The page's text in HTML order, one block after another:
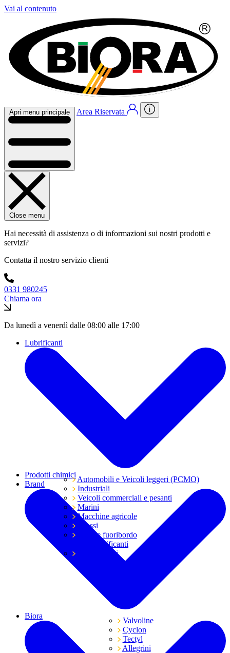
Vai al contenuto
Apri menu principale Area Riservata
Close menu
Hai necessità di assistenza o di informazioni sui nostri prodotti e
servizi?
Contatta il nostro servizio clienti
0331 980245
Chiama ora
Da lunedì a venerdì dalle 08:00 alle 17:00
Lubrificanti
Automobili e Veicoli leggeri (PCMO)
Industriali
Veicoli commerciali e pesanti
Marini
Macchine agricole
Grassi
Moto e fuoribordo
Tutti i lubrificanti
Trasmissioni
Prodotti chimici
Brand
Valvoline
Cyclon
Tectyl
Allegrini
Biora